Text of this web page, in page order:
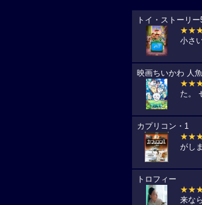
トイ・ストーリー
小さ
映画ちいかわ 人
た。
カプリコン・1
がし
トロフィー
来な